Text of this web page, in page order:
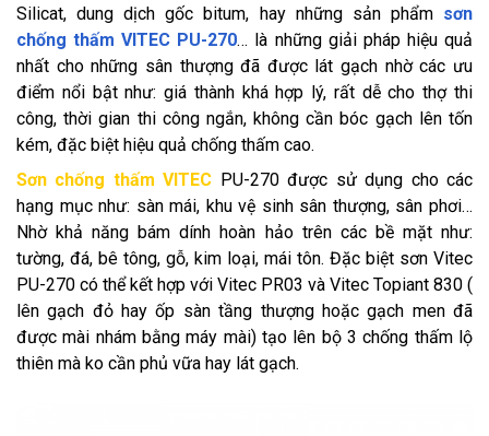
Silicat, dung dịch gốc bitum, hay những sản phẩm sơn
chống thấm VITEC PU-270… là những giải pháp hiệu quả
nhất cho những sân thượng đã được lát gạch nhờ các ưu
điểm nổi bật như: giá thành khá hợp lý, rất dễ cho thợ thi
công, thời gian thi công ngắn, không cần bóc gạch lên tốn
kém, đặc biệt hiệu quả chống thấm cao.
Sơn chống thấm VITEC PU-270 được sử dụng cho các
hạng mục như: sàn mái, khu vệ sinh sân thượng, sân phơi…
Nhờ khả năng bám dính hoàn hảo trên các bề mặt như:
tường, đá, bê tông, gỗ, kim loại, mái tôn. Đặc biệt sơn Vitec
PU-270 có thể kết hợp với Vitec PR03 và Vitec Topiant 830 (
lên gạch đỏ hay ốp sàn tầng thượng hoặc gạch men đã
được mài nhám bằng máy mài) tạo lên bộ 3 chống thấm lộ
thiên mà ko cần phủ vữa hay lát gạch.